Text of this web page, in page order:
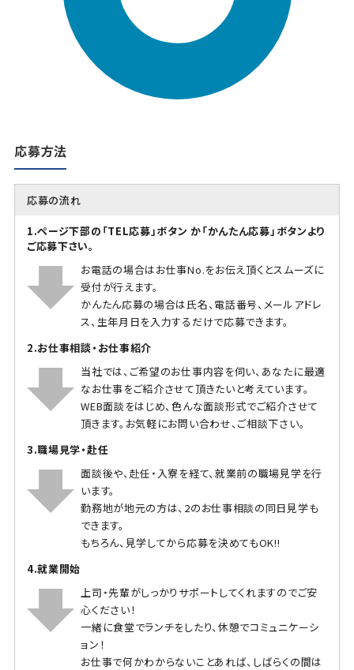
応募方法
応募の流れ
1.ページ下部の「TEL応募」ボタン か「かんたん応募」ボタンより
ご応募下さい。
お電話の場合はお仕事No.をお伝え頂くとスムーズに
受付が行えます。
かんたん応募の場合は氏名、電話番号、メールアドレ
ス、生年月日を入力するだけで応募できます。
2.お仕事相談・お仕事紹介
当社では、ご希望のお仕事内容を伺い、あなたに最適
なお仕事をご紹介させて頂きたいと考えています。
WEB面談をはじめ、色んな面談形式でご紹介させて
頂きます。お気軽にお問い合わせ、ご相談下さい。
3.職場見学・赴任
面談後や、赴任・入寮を経て、就業前の職場見学を行
います。
勤務地が地元の方は、2のお仕事相談の同日見学も
できます。
もちろん、見学してから応募を決めてもOK!!
4.就業開始
上司・先輩がしっかりサポートしてくれますのでご安
心ください！
一緒に食堂でランチをしたり、休憩でコミュニケーシ
ョン！
お仕事で何かわからないことあれば、しばらくの間は